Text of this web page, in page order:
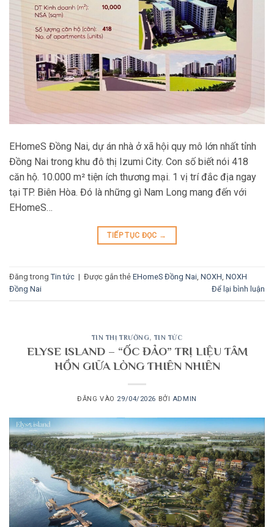
EHomeS Đồng Nai, dự án nhà ở xã hội quy mô lớn nhất tỉnh
Đồng Nai trong khu đô thị Izumi City. Con số biết nói 418
căn hộ. 10.000 m² tiện ích thương mại. 1 vị trí đắc địa ngay
tại TP. Biên Hòa. Đó là những gì Nam Long mang đến với
EHomeS…
TIẾP TỤC ĐỌC →
Đăng trong Tin tức | Được gắn thẻ EHomeS Đồng Nai NOXH NOXH
Đồng Nai
Để lại bình luận
TIN THỊ TRƯỜNG, TIN TỨC
ELYSE ISLAND – “ỐC ĐẢO” TRỊ LIỆU TÂM
HỒN GIỮA LÒNG THIÊN NHIÊN
ĐĂNG VÀO 29/04/2026 BỞI ADMIN